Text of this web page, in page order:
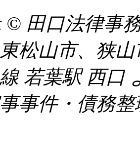
© 田口法律事
松山市、狭
若葉駅 西
事件・債務